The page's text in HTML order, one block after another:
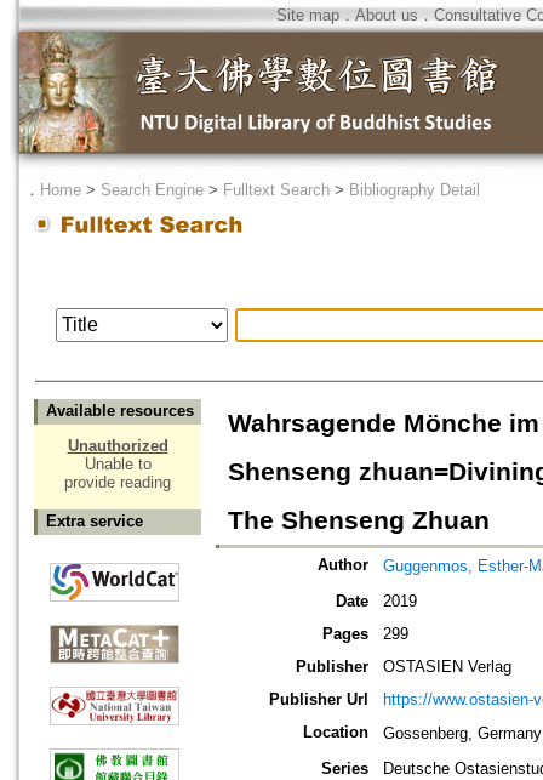
Site map．About us ． Consultative
． Home > Search Engine > Fulltext Search > Bibliography Detail
Available resources
Unauthorized
Unable to
provide reading
Extra service
Wahrsagende Mönche
Shenseng
The Shenseng Zhuan
Author
Guggenmos, Esther-
Date
2019
Pages
299
Publisher
OSTASIEN Verlag
Publisher Url
https://www.ostasien-
Location
Gossenberg,
Series
Deutsche